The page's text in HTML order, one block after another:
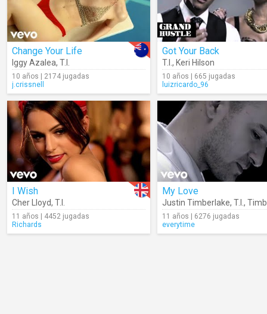
Change Your Life
Iggy Azalea, T.I.
10 años | 2174 jugadas
j.crissnell
Got Your Back
T.I. , Keri Hilson
10 años | 665 jugadas
luizricardo_96
I Wish
Cher Lloyd, T.I.
11 años | 4452 jugadas
Richards
My Love
Justin Timberlake, T.I. ,
11 años | 6276 jugadas
everytime